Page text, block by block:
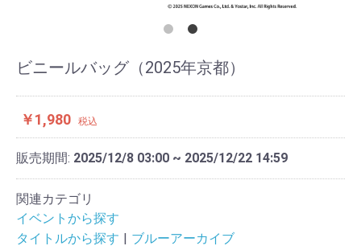
ビニールバッグ（2025年京都）
￥1,980 税込
販売期間: 2025/12/8 03:00 ~ 2025/12/22 14:59
関連カテゴリ
イベントから探す
タイトルから探す
ブルーアーカイブ